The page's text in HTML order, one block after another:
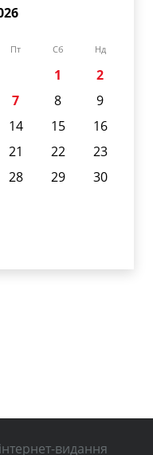
Пт Сб Нд
1
2
7 8
9
14 15
16
21 22
23
28 29
30
видання